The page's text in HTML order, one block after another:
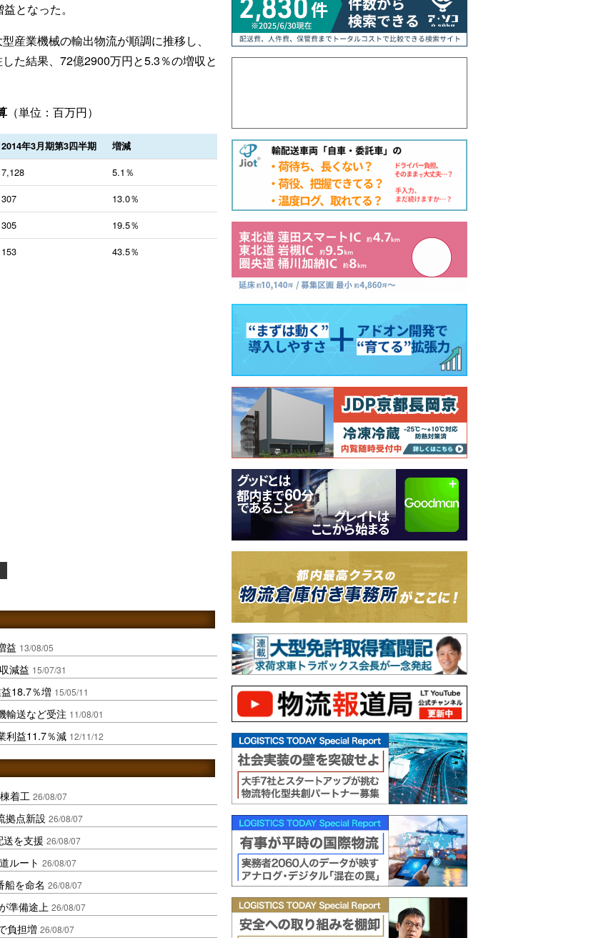
となった。
産業機械の輸出物流が順調に推移し、
た結果、72億2900万円と5.3％の増収と
（単位：百万円）
2014年3月期第3四半期 増減
7,128
5.1％
307
13.0％
305
19.5％
153 43.5％
益 13/08/05
減益 15/07/31
18.7％増 15/05/11
輸送など受注 11/08/01
利益11.7％減 12/11/12
着工 26/08/07
拠点新設 26/08/07
を支援 26/08/07
ルート 26/08/07
船を命名 26/08/07
準備途上 26/08/07
負担増 26/08/07